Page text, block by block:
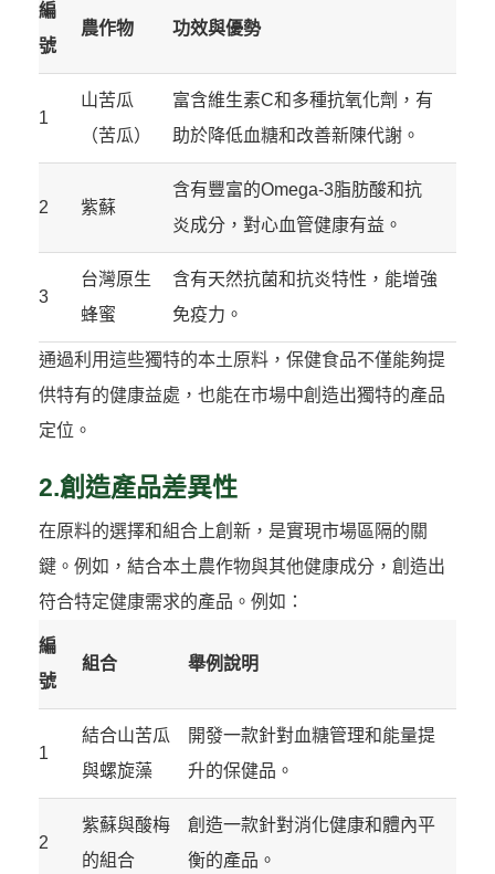
編
號
農作物 功效與優勢
1
山苦瓜
（苦瓜）
富含維生素C和多種抗氧化劑，有
助於降低血糖和改善新陳代謝。
2 紫蘇
含有豐富的Omega-3脂肪酸和抗
炎成分，對心血管健康有益。
3
台灣原生
蜂蜜
含有天然抗菌和抗炎特性，能增強
免疫力。
通過利用這些獨特的本土原料，保健食品不僅能夠提
供特有的健康益處，也能在市場中創造出獨特的產品
定位。
2.創造產品差異性
在原料的選擇和組合上創新，是實現市場區隔的關
鍵。例如，結合本土農作物與其他健康成分，創造出
符合特定健康需求的產品。例如：
編
號
組合 舉例說明
1
結合山苦瓜
與螺旋藻
開發一款針對血糖管理和能量提
升的保健品。
2
紫蘇與酸梅
的組合
創造一款針對消化健康和體內平
衡的產品。